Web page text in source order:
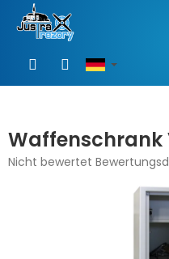
springen
Waffenschrank
Die
Nicht bewertet